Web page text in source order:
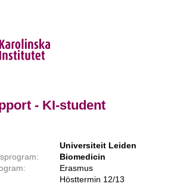
- KI-student
Universiteit Leiden
Biomedicin
Erasmus
Hösttermin 12/13